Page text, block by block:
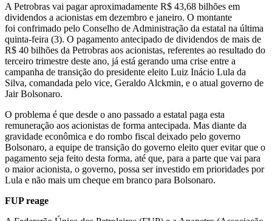
A Petrobras vai pagar aproximadamente R$ 43,68 bilhões em
dividendos a acionistas em dezembro e janeiro. O montante
foi confrimado pelo Conselho de Administração da estatal na última
quinta-feira (3). O pagamento antecipado de dividendos de mais de
R$ 40 bilhões da Petrobras aos acionistas, referentes ao resultado do
terceiro trimestre deste ano, já está gerando uma crise entre a
campanha de transição do presidente eleito Luiz Inácio Lula da
Silva, comandada pelo vice, Geraldo Alckmin, e o atual governo de
Jair Bolsonaro.
O problema é que desde o ano passado a estatal paga esta
remuneração aos acionistas de forma antecipada. Mas diante da
gravidade econômica e do rombo fiscal deixado pelo governo
Bolsonaro, a equipe de transição do governo eleito quer evitar que o
pagamento seja feito desta forma, até que, para a parte que vai para
o maior acionista, o governo, possa ser investido em prioridades por
Lula e não mais um cheque em branco para Bolsonaro.
FUP reage